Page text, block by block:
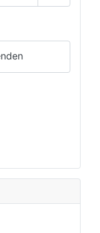
Passwort